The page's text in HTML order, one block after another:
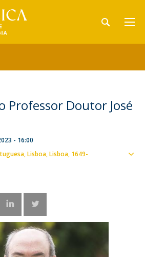
Professor Doutor José
- 16:00
Lisboa Lisboa 1649-